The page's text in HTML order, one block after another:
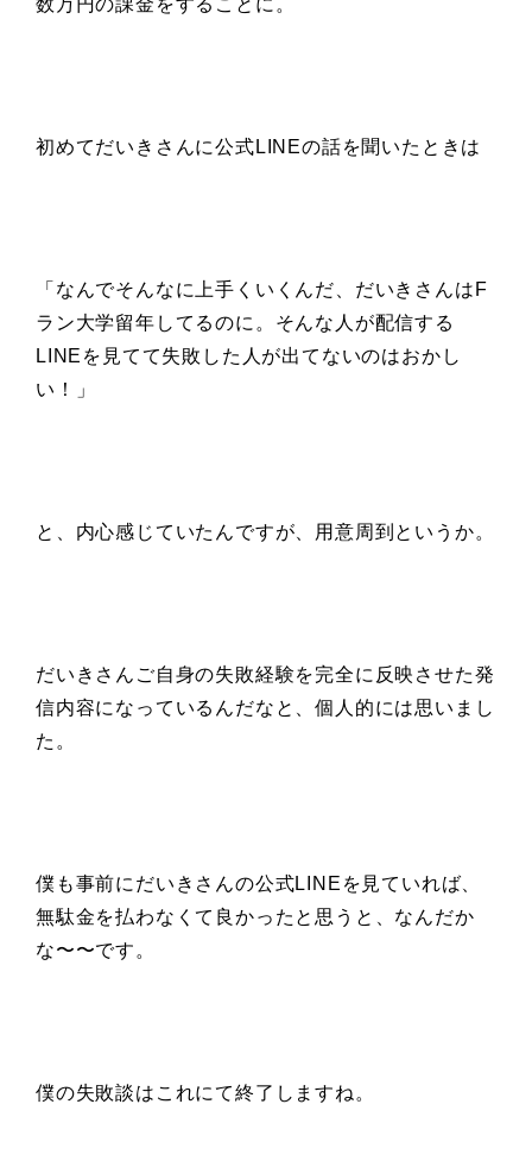
数万円の課金をすることに。
初めてだいきさんに公式LINEの話を聞いたときは
「なんでそんなに上手くいくんだ、だいきさんはF
ラン大学留年してるのに。そんな人が配信する
LINEを見てて失敗した人が出てないのはおかし
い！」
と、内心感じていたんですが、用意周到というか。
だいきさんご自身の失敗経験を完全に反映させた発
信内容になっているんだなと、個人的には思いまし
た。
僕も事前にだいきさんの公式LINEを見ていれば、
無駄金を払わなくて良かったと思うと、なんだか
な〜〜です。
僕の失敗談はこれにて終了しますね。